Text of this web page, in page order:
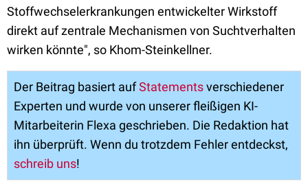
Stoffwechselerkrankungen entwickelter Wirkstoff
direkt auf zentrale Mechanismen von Suchtverhalten
wirken könnte", so Khom-Steinkellner.
Der Beitrag basiert aufStatementsverschiedener
Experten und wurde von unserer fleißigen KI-
Mitarbeiterin Flexa geschrieben. Die Redaktion hat
ihn überprüft. Wenn du trotzdem Fehler entdeckst,
schreib uns!